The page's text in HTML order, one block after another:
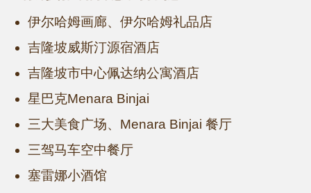
伊尔哈姆画廊、伊尔哈姆礼品店
吉隆坡威斯汀源宿酒店
吉隆坡市中心佩达纳公寓酒店
星巴克Menara Binjai
三大美食广场、Menara Binjai 餐厅
三驾马车空中餐厅
塞雷娜小酒馆